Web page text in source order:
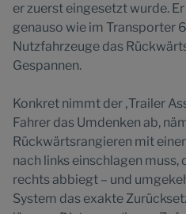
er zuerst eingesetzt wurde.
genauso wie im Transporter
Nutzfahrzeuge das
Gespannen.
Konkret nimmt der ‚Trailer
Fahrer das Umdenken ab,
Rückwärtsrangieren mit
nach links einschlagen
rechts abbiegt – und
System das exakte